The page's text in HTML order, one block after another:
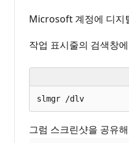
Microsoft 계정에 디지
작업 표시줄의 검색창
그럼 스크린샷을 공유